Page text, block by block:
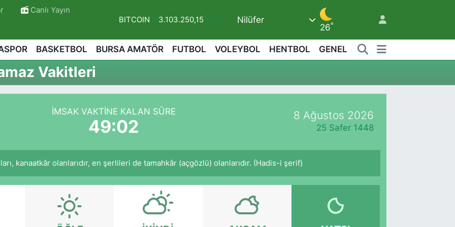
Canlı Yayın
BITCOIN 3.103.250,15 %0.35
DOLAR
47,7436 %0.18
GRAM ALTIN
6660.55 %0.03
BİST100
Nilüfer
26°
BASKETBOL BURSA AMATÖR FUTBOL VOLEYBOL HENTBOL GENEL
Vakitleri
İMSAK VAKTINE KALAN SÜRE
49:01
8 Ağustos 2026
25 Safer 1448
kanaatkâr olanlarıdır, en şerlileri de tamahkâr (açgözlü) olanlarıdır. (Hadis-i şerif)